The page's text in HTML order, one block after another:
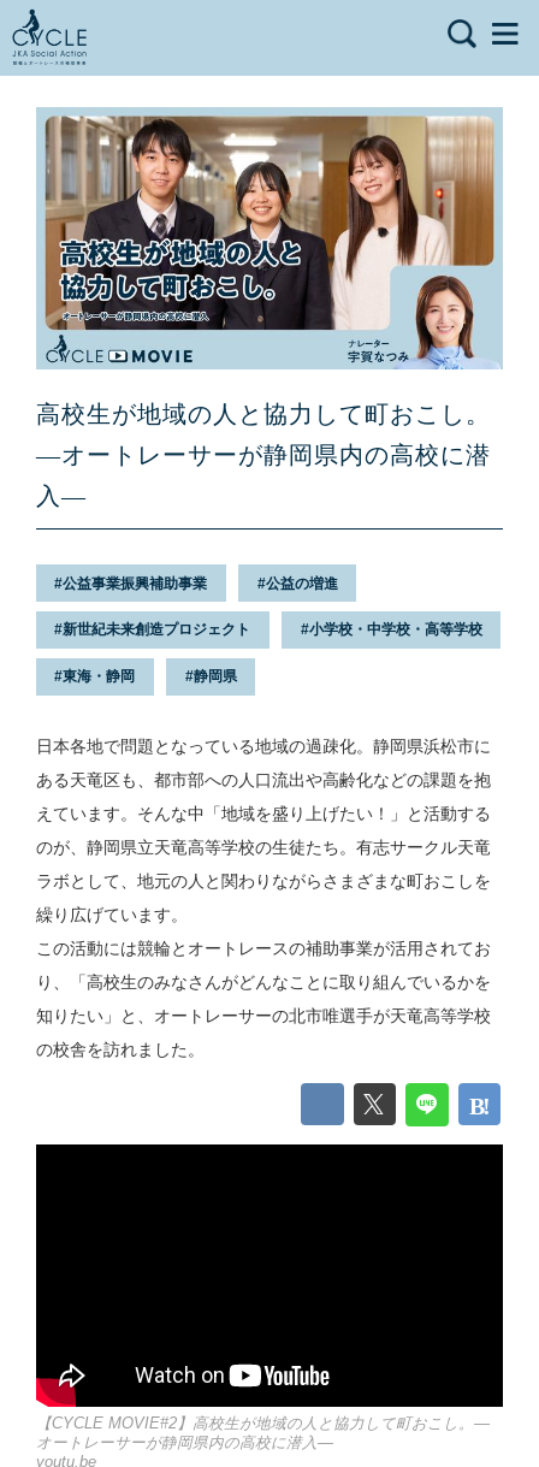
高校生が地域の人と協力して町おこし。
―オートレーサーが静岡県内の高校に潜
入―
公益事業振興補助事業 公益の増進
新世紀未来創造プロジェクト 小学校・中学校・高等学校
東海・静岡 静岡県
日本各地で問題となっている地域の過疎化。静岡県浜松市に
ある天竜区も、都市部への人口流出や高齢化などの課題を抱
えています。そんな中「地域を盛り上げたい！」と活動する
のが、静岡県立天竜高等学校の生徒たち。有志サークル天竜
ラボとして、地元の人と関わりながらさまざまな町おこしを
繰り広げています。
この活動には競輪とオートレースの補助事業が活用されてお
り、「高校生のみなさんがどんなことに取り組んでいるかを
知りたい」と、オートレーサーの北市唯選手が天竜高等学校
の校舎を訪れました。
【CYCLE MOVIE#2】高校生が地域の人と協力して町おこし。―
オートレーサーが静岡県内の高校に潜入―
youtu.be